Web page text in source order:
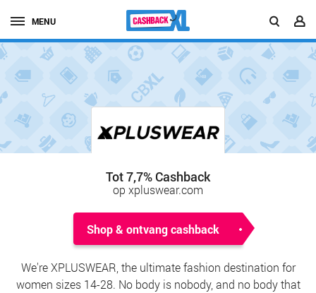
MENU
Tot 7,7% Cashback
op xpluswear.com
Shop & ontvang cashback
We're XPLUSWEAR, the ultimate fashion destination for
women sizes 14-28. No body is nobody, and no body that